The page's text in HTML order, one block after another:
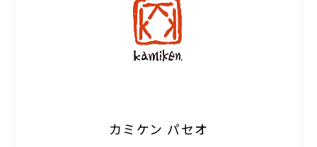
カミケン パセオ